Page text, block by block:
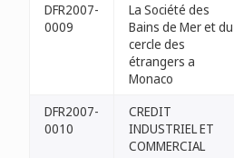
DFR2007-
0009
La Société des
Bains de Mer et du
cercle des
étrangers a
Monaco
DFR2007-
0010
CREDIT
INDUSTRIEL ET
COMMERCIAL